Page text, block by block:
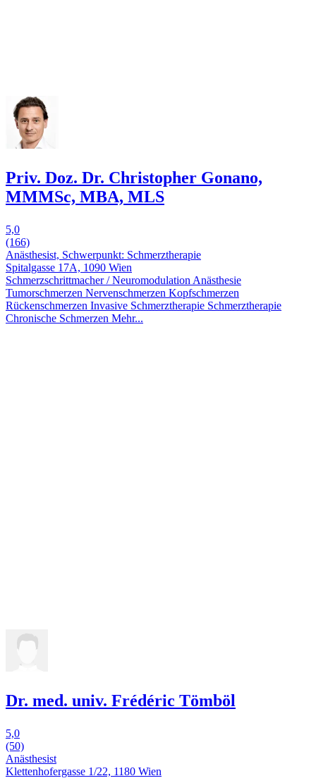
Priv. Doz. Dr. Christopher Gonano,
MMMSc, MBA, MLS
5,0
(166)
Anästhesist, Schwerpunkt: Schmerztherapie
Spitalgasse 17A, 1090 Wien
Schmerzschrittmacher / Neuromodulation Anästhesie
Tumorschmerzen Nervenschmerzen Kopfschmerzen
Rückenschmerzen Invasive Schmerztherapie Schmerztherapie
Chronische Schmerzen Mehr...
Dr. med. univ. Frédéric Tömböl
5,0
(50)
Anästhesist
Klettenhofergasse 1/22, 1180 Wien